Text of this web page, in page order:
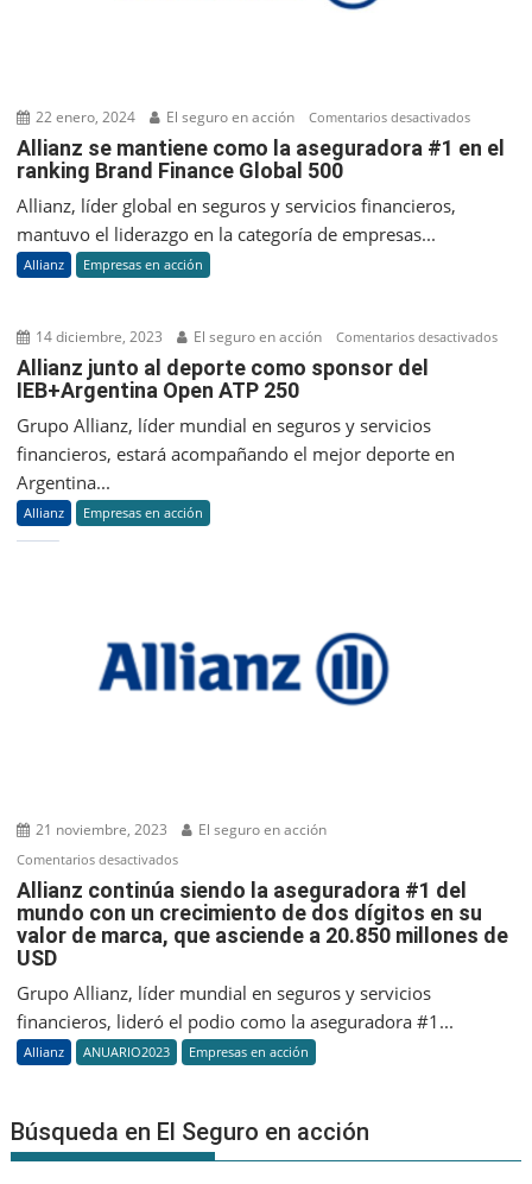
22 enero, 2024 El seguro en acción Comentarios desactivadosen
Allianz
Allianz se mantiene como la aseguradora #1 en el
ranking Brand Finance Global 500
Allianz, líder global en seguros y servicios financieros,
mantuvo el liderazgo en la categoría de empresas...
Allianz Empresas en acción
14 diciembre, 2023 El seguro en acción Comentarios desactivadosen
Allianz junto al deporte como sponsor del
IEB+Argentina Open ATP 250
Grupo Allianz, líder mundial en seguros y servicios
financieros, estará acompañando el mejor deporte en
Argentina...
Allianz Empresas en acción
21 noviembre, 2023 El seguro en acción
Comentarios desactivadosen
Allianz
continúa
siendo
aseguradora
#1
del
mundo
un
crecimiento
Allianz continúa siendo la aseguradora #1 del
mundo con un crecimiento de dos dígitos en su
valor de marca, que asciende a 20.850 millones de
USD
Grupo Allianz, líder mundial en seguros y servicios
financieros, lideró el podio como la aseguradora #1...
Allianz ANUARIO2023 Empresas en acción
Búsqueda en El Seguro en acción